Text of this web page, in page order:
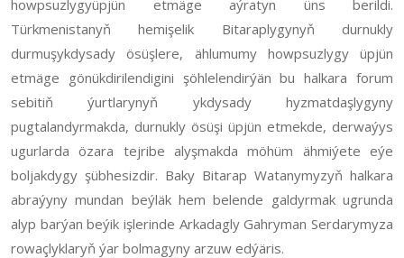
howpsuzlygyüpjün etmäge aýratyn üns berildi.
Türkmenistanyň hemişelik Bitaraplygynyň durnukly
durmuşykdysady ösüşlere, ählumumy howpsuzlygy üpjün
etmäge gönükdirilendigini şöhlelendirýän bu halkara forum
sebitiň ýurtlarynyň ykdysady hyzmatdaşlygyny
pugtalandyrmakda, durnukly ösüşi üpjün etmekde, derwaýys
ugurlarda özara tejribe alyşmakda möhüm ähmiýete eýe
boljakdygy şübhesizdir. Baky Bitarap Watanymyzyň halkara
abraýyny mundan beýläk hem belende galdyrmak ugrunda
alyp barýan beýik işlerinde Arkadagly Gahryman Serdarymyza
rowaçlyklaryň ýar bolmagyny arzuw edýäris.